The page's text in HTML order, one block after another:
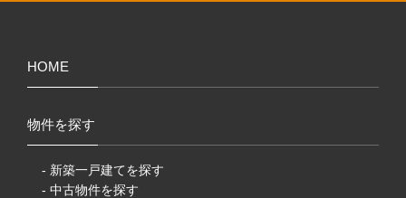
HOME
物件を探す
- 新築一戸建てを探す
- 中古物件を探す